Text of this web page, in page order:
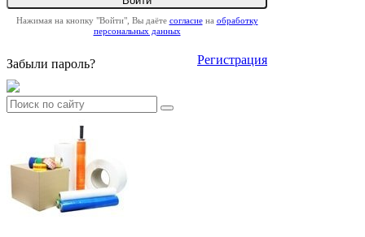
Нажимая на кнопку "Войти", Вы даёте согласиена обработку
персональных данных
Забыли пароль? Регистрация